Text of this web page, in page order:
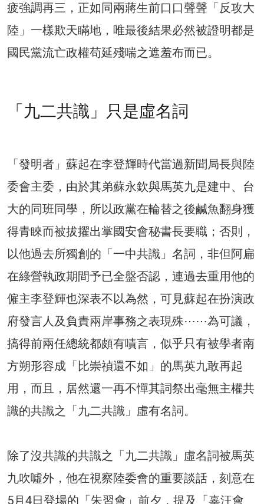
疲強調再三，正如同兩蔣生前口口聲聲「反攻大
陸」一樣欺天瞞地，唯最後結果必然被證明都是
國民黨流亡政權苟延殘喘之遮羞布而已。
「九二共識」只是虛名詞
「發明者」蘇起在李登輝時代當過新聞局長與陸
委會主委，由於其弟蘇永欽與馬英九是建中、台
大的同班同學，所以政黨在輪替之後鹹魚翻身獲
得青睞而被拔擢出掌國安會秘書長要職；否則，
以他過去所獨創的「一中共識」名詞，非但阿扁
在綠營執政期間予已全盤否認，連過去重用他的
僱主李登輝也深表不以為然，可見蘇起在扮演政
府發言人及負責兩岸事務之表現殊⋯⋯為可議，
搞得前兩任總統都頗有嘖言，似乎只有被學者南
方朔形容成「比崇禎還不如」的馬英九敢再起
用，而且，居然還一再不憚其詞祭出毫無主權共
識的共識之「九二共識」虛有名詞。
除了沒共識的共識之「九二共識」虛名詞被馬英
九吹噓外，他在視察陸委會的重要談話，刻意在
5月4日登場的「朱習會」前夕，提及「辜汪會